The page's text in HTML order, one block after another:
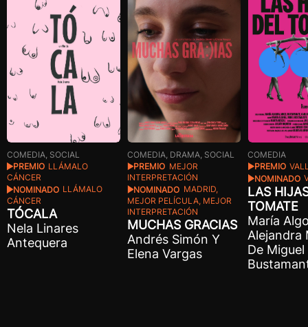
COMEDIA, SOCIAL
PREMIO LLÁMALO
CÁNCER
NOMINADO LLÁMALO
CÁNCER
TÓCALA
Nela Linares
Antequera
COMEDIA, DRAMA, SOCIAL
PREMIO MEJOR
INTERPRETACIÓN
NOMINADO MADRID,
MEJOR PELÍCULA, MEJOR
INTERPRETACIÓN
MUCHAS GRACIAS
Andrés Simón Y
Elena Vargas
COMEDIA
PREMIO
NOMINADO
LAS
TOMATE
María
Alejandra
De